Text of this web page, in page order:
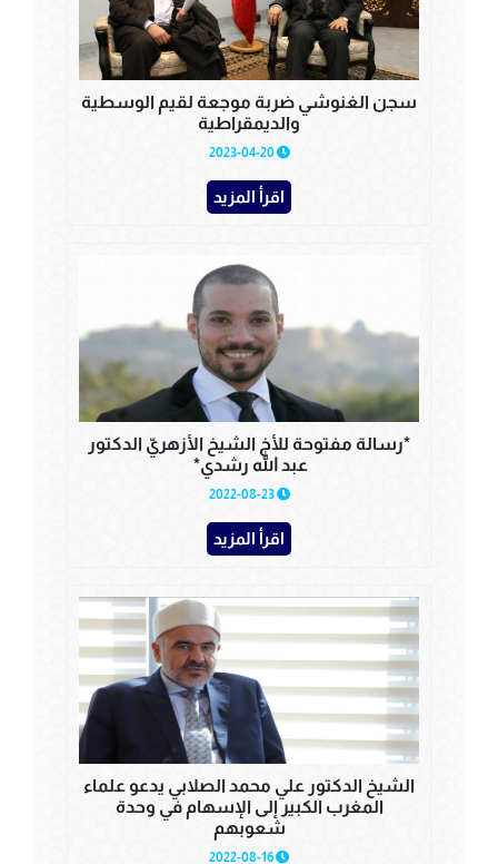
سجن الغنوشي ضربة موجعة لقيم الوسطية
والديمقراطية
2023-04-20
اقرأ المزيد
*رسالة مفتوحة للأخ الشيخ الأزهريّ الدكتور
عبد الله رشدي*
2022-08-23
اقرأ المزيد
الشيخ الدكتور علي محمد الصلابي يدعو علماء
المغرب الكبير إلى الإسهام في وحدة
شعوبهم